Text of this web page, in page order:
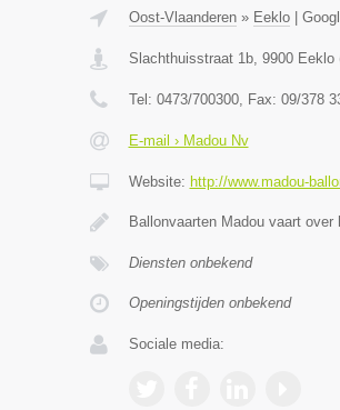
Oost-Vlaanderen» Eeklo|
Slachthuisstraat 1b, 9900 Eeklo
Tel: 0473/700300, Fax: 09/378
E-mail › Madou Nv
Website: http://www.madou-
Ballonvaarten Madou vaart
Diensten onbekend
Openingstijden onbekend
Sociale media: